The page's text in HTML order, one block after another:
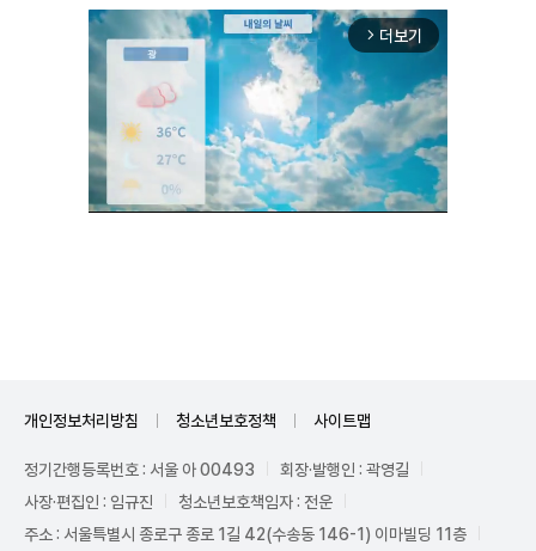
arrow_forward_ios 더보기
개인정보처리방침 청소년보호정책 사이트맵
정기간행등록번호 : 서울 아 00493
회장·발행인 : 곽영길
사장·편집인 : 임규진
청소년보호책임자 : 전운
주소 : 서울특별시 종로구 종로 1길 42(수송동 146-1) 이마빌딩 11층